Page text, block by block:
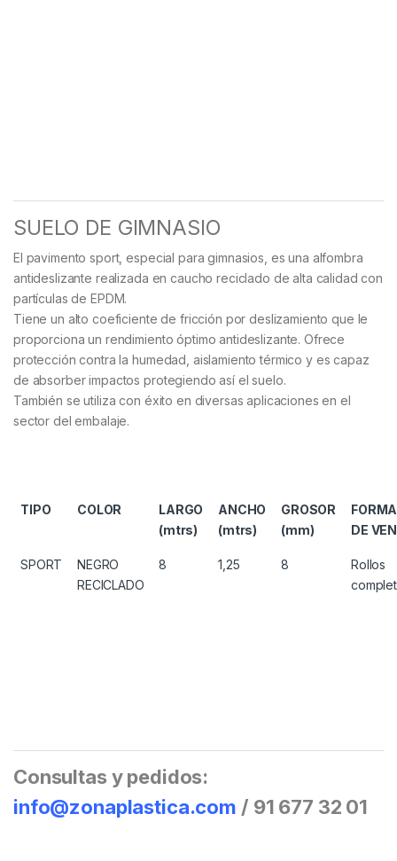
SUELO DE GIMNASIO
El pavimento sport, especial para gimnasios, es una alfombra
antideslizante realizada en caucho reciclado de alta calidad con
partículas de EPDM.
Tiene un alto coeficiente de fricción por deslizamiento que le
proporciona un rendimiento óptimo antideslizante. Ofrece
protección contra la humedad, aislamiento térmico y es capaz
de absorber impactos protegiendo así el suelo.
También se utiliza con éxito en diversas aplicaciones en el
sector del embalaje.
TIPO COLOR
LARGO
(mtrs)
ANCHO
(mtrs)
GROSOR
(mm)
DE
SPORT
NEGRO
RECICLADO
8 1,25 8
Rollos
Consultas y pedidos:
info@zonaplastica.com / 91 677 32 01